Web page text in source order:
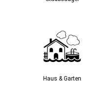
Haus & Garten